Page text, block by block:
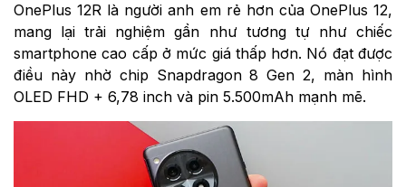
OnePlus 12R là người anh em rẻ hơn của OnePlus 12,
mang lại trải nghiệm gần như tương tự như chiếc
smartphone cao cấp ở mức giá thấp hơn. Nó đạt được
điều này nhờ chip Snapdragon 8 Gen 2, màn hình
OLED FHD + 6,78 inch và pin 5.500mAh mạnh mẽ.